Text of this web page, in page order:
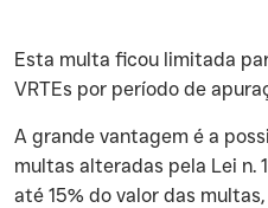
‍Esta multa ficou limitada
VRTEs por período de
‍A grande vantagem é a
multas alteradas pela Lei n.
até 15% do valor das